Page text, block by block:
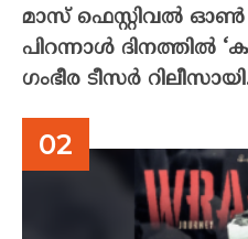
മാസ് ഫെസ്റ്റിവൽ
പിറന്നാൾ ദിനത്തിൽ
ഗംഭീര ടീസർ